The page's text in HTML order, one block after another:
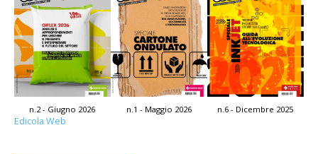
n.2 - Giugno 2026 n.1 - Maggio 2026 n.6 - Dicembre 2025
Edicola Web